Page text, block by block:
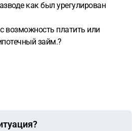
как был урегулирован
возможность платить или
займ.?